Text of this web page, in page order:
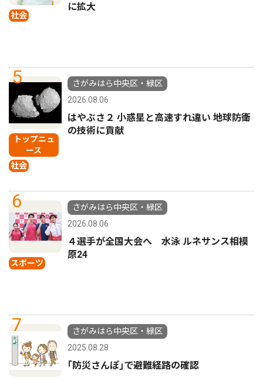
社会
に拡大
5
トップニュ
ース
社会
さがみはら中央区・緑区
2026.08.06
はやぶさ２ 小惑星と高速すれ違い 地球防衛
の技術に貢献
6
スポーツ
さがみはら中央区・緑区
2026.08.06
４選手が全国大会へ 水泳 ルネサンス相模
原24
7
さがみはら中央区・緑区
2025.08.28
｢防災さんぽ｣で避難経路の確認